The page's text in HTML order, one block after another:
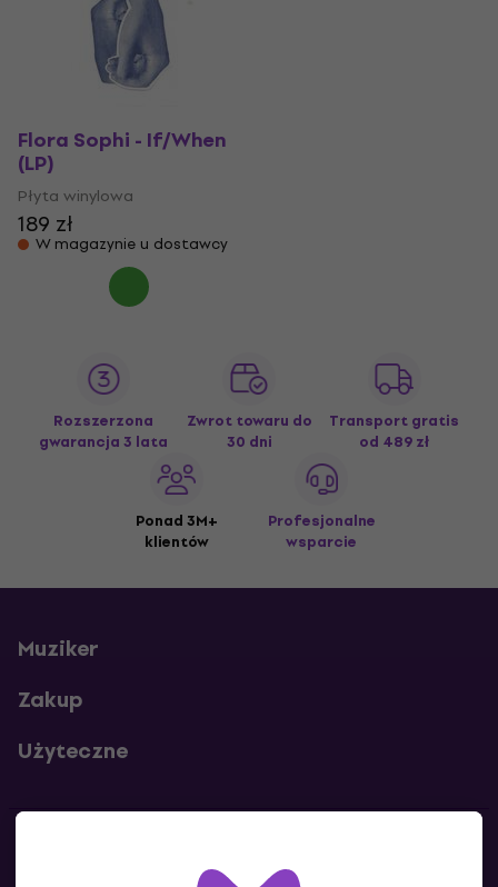
Flora Sophi - If/When
(LP)
Płyta winylowa
189 zł
W magazynie u dostawcy
Rozszerzona
gwarancja 3 lata
Zwrot towaru do
30 dni
Transport gratis
od 489 zł
Ponad 3M+
klientów
Profesjonalne
wsparcie
Muziker
Zakup
Użyteczne